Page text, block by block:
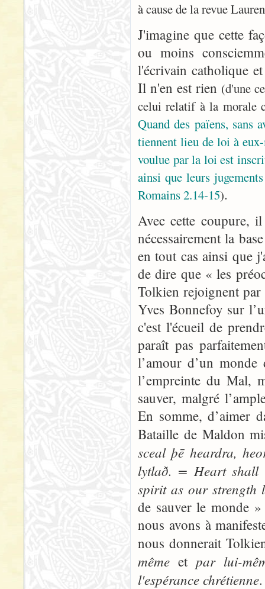
à cause de la revue
J'imagine que cette
ou moins
l'écrivain catholique
Il n'en est rien (d'une
celui relatif à la morale
Quand des païens, sans
tiennent lieu de loi à
voulue par la loi est
ainsi que leurs
Romains 2.14-15).
Avec cette coupure,
nécessairement la
en tout cas ainsi que
de dire que « les
Tolkien rejoignent par
Yves Bonnefoy sur
c'est l'écueil de
paraît pas
l’amour d’un
l’empreinte du Mal,
sauver, malgré
En somme, d’aimer
Bataille de Maldon
sceal þē heardra,
lytlað. = Heart shall
spirit as our strength
de sauver le monde
nous avons à
nous donnerait
même etpar lui-
l'espérance chrétienne.